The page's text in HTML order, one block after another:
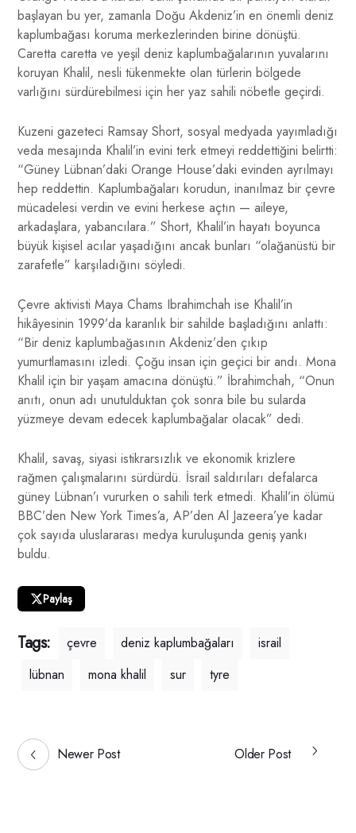
başlayan bu yer, zamanla Doğu Akdeniz’in en önemli deniz
kaplumbağası koruma merkezlerinden birine dönüştü.
Caretta caretta ve yeşil deniz kaplumbağalarının yuvalarını
koruyan Khalil, nesli tükenmekte olan türlerin bölgede
varlığını sürdürebilmesi için her yaz sahili nöbetle geçirdi.
Kuzeni gazeteci Ramsay Short, sosyal medyada yayımladığı
veda mesajında Khalil’in evini terk etmeyi reddettiğini belirtti:
“Güney Lübnan’daki Orange House’daki evinden ayrılmayı
hep reddettin. Kaplumbağaları korudun, inanılmaz bir çevre
mücadelesi verdin ve evini herkese açtın — aileye,
arkadaşlara, yabancılara.” Short, Khalil’in hayatı boyunca
büyük kişisel acılar yaşadığını ancak bunları “olağanüstü bir
zarafetle” karşıladığını söyledi.
Çevre aktivisti Maya Chams Ibrahimchah ise Khalil’in
hikâyesinin 1999’da karanlık bir sahilde başladığını anlattı:
“Bir deniz kaplumbağasının Akdeniz’den çıkıp
yumurtlamasını izledi. Çoğu insan için geçici bir andı. Mona
Khalil için bir yaşam amacına dönüştü.” İbrahimchah, “Onun
anıtı, onun adı unutulduktan çok sonra bile bu sularda
yüzmeye devam edecek kaplumbağalar olacak” dedi.
Khalil, savaş, siyasi istikrarsızlık ve ekonomik krizlere
rağmen çalışmalarını sürdürdü. İsrail saldırıları defalarca
güney Lübnan’ı vururken o sahili terk etmedi. Khalil’in ölümü
BBC’den New York Times’a, AP’den Al Jazeera’ye kadar
çok sayıda uluslararası medya kuruluşunda geniş yankı
buldu.
Paylaş
Tags: çevre deniz kaplumbağaları
israil
lübnan
mona khalil sur tyre
Newer Post Older Post